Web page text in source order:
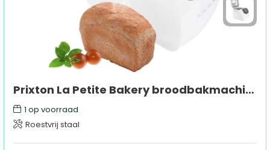
Prixton La Petite Bakery broodbakmachine
1 op voorraad
Roestvrij staal